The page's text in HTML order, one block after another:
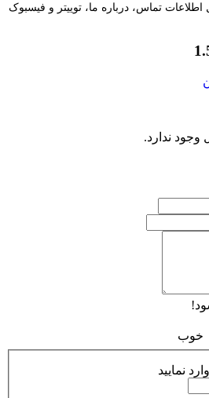
تماس، درباره ما، توییتر و فیسبوک
ندارد.
نمایید